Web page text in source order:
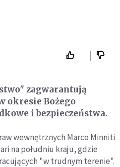
zagwarantują
okresie Bożego
i bezpieczeństwa.
wewnętrznych Marco Minniti
na południu kraju, gdzie
"w trudnym terenie".